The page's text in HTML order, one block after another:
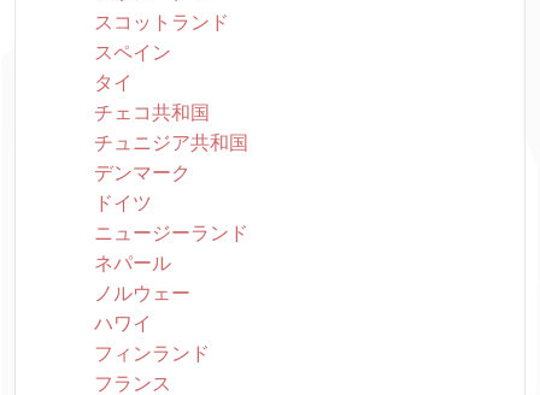
スコットランド
スペイン
タイ
チェコ共和国
チュニジア共和国
デンマーク
ドイツ
ニュージーランド
ネパール
ノルウェー
ハワイ
フィンランド
フランス